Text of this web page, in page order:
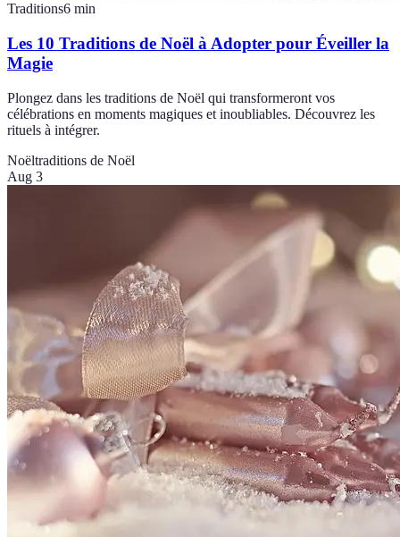
Traditions6 min
Les 10 Traditions de Noël à Adopter pour Éveiller la
Magie
Plongez dans les traditions de Noël qui transformeront vos
célébrations en moments magiques et inoubliables. Découvrez les
rituels à intégrer.
Noëltraditions de Noël
Aug 3